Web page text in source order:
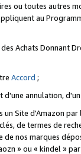
ou toutes autres
au
Achats Donnant
Accord ;
annulation,
Site d'Amazon
de termes de
de nos marques
» ou « kindel »